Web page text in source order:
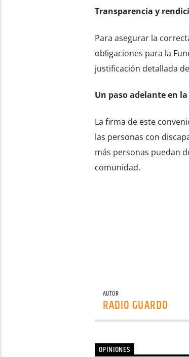
Transparencia y
Para asegurar la
obligaciones para la
justificación detallada
Un paso adelante en
La firma de este
las personas con
más personas puedan
comunidad.
AUTOR
RADIO GUARDO
OPINIONES